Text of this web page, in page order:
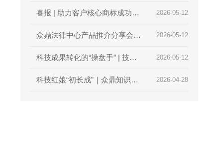
权强国建设推进计划》的通知 2026-05-12
喜报 | 助力客户核心商标成功入
选广东省重点商标保护名录 2026-05-12
众鼎法律中心产品推介分享会顺
利举行 2026-05-12
科技成果转化的“操盘手” | 技术
经理人初级培训火热报名中，众 2026-04-28
科技红娘“初长成”｜众鼎知识产